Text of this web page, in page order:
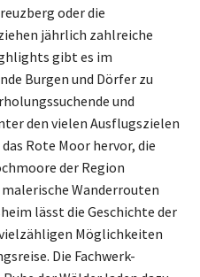
oder die
jährlich zahlreiche
gibt es im
Burgen und Dörfer zu
und
den vielen Ausflugszielen
Rote Moor hervor, die
der Region
Wanderrouten
lässt die Geschichte der
Möglichkeiten
Die Fachwerk-